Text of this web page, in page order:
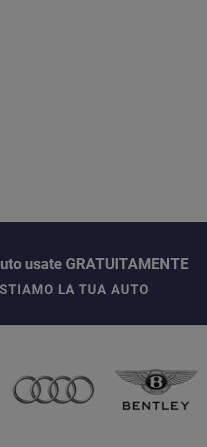
usate GRATUITAMENTE
LA TUA AUTO